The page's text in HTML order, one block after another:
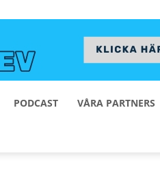
PODCAST VÅRA PARTNERS